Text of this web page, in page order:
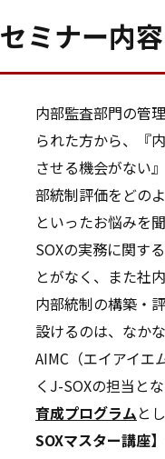
セミナー内容
内部監査部門の管
られた方から、『
させる機会がない
部統制評価をどの
といったお悩みを
SOXの実務に関す
とがなく、また社
内部統制の構築・
設けるのは、なか
AIMC（エイアイエ
くJ-SOXの担当と
育成プログラムと
SOXマスター講座】